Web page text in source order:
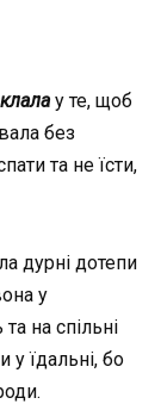
у те, щоб
без
та не їсти,
дурні дотепи
у
на спільні
у їдальні, бо